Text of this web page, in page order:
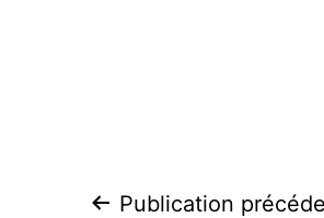
Navigation
Publication